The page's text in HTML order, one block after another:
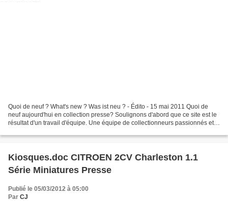
Quoi de neuf ? What's new ? Was ist neu ? - Édito - 15 mai 2011 Quoi de
neuf aujourd'hui en collection presse? Soulignons d'abord que ce site est le
résultat d'un travail d'équipe. Une équipe de collectionneurs passionnés et
Kiosques.doc CITROEN 2CV Charleston 1.1
Série Miniatures Presse
Publié le 05/03/2012 à 05:00
Par CJ